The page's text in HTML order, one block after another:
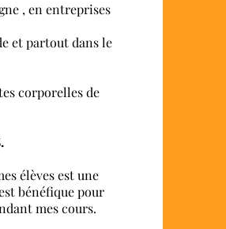
, en entreprises
et partout dans le
corporelles de
élèves est une
bénéfique pour
mes cours.